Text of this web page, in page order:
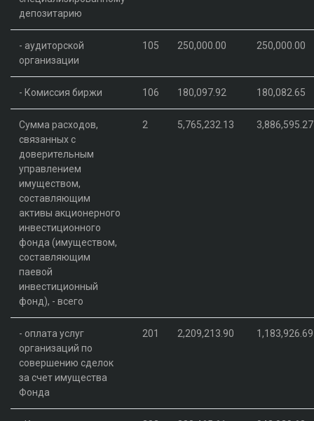
депозитарию
- аудиторcкой
организации
105 250,000.00 250,000.00
- Комиссия биржи 106 180,097.92 180,082.65
Сумма расходов,
связанных с
доверительным
управлением
имуществом,
составляющим
активы акционерного
инвестиционного
фонда (имуществом,
составляющим
паевой
инвестиционный
фонд), - всего
2 5,765,232.13 3,886,595.27
- оплата услуг
организаций по
совершению сделок
за счет имущества
Фонда
201 2,209,213.90 1,183,926.69